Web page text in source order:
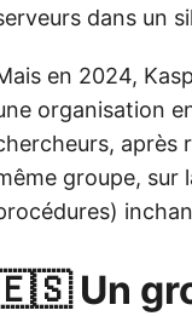
dans un
en 2024,
organisation
après
groupe, sur
Un